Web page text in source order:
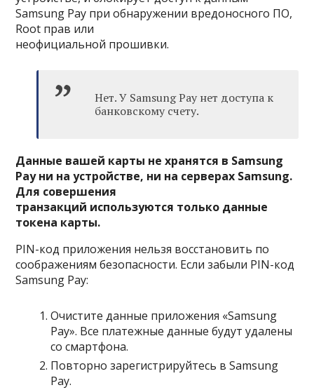
Samsung Pay при обнаружении вредоносного ПО,
Root прав или
неофициальной прошивки.
Нет. У Samsung Pay нет доступа к
банковскому счету.
Данные вашей карты не хранятся в Samsung
Pay ни на устройстве, ни на серверах Samsung.
Для совершения
транзакций используются только данные
токена карты.
PIN-код приложения нельзя восстановить по
соображениям безопасности. Если забыли PIN-код
Samsung Pay:
Очистите данные приложения «Samsung
Pay». Все платежные данные будут удалены
со смартфона.
Повторно зарегистрируйтесь в Samsung
Pay.